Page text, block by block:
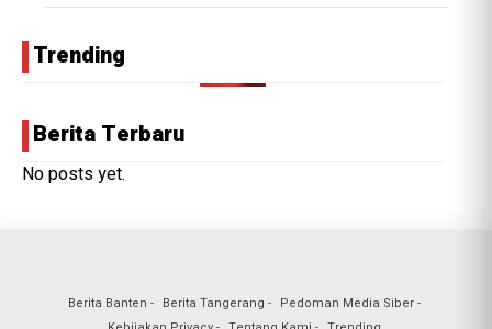
Trending
Berita Terbaru
No posts yet.
Berita Banten Berita Tangerang
Pedoman Media Siber